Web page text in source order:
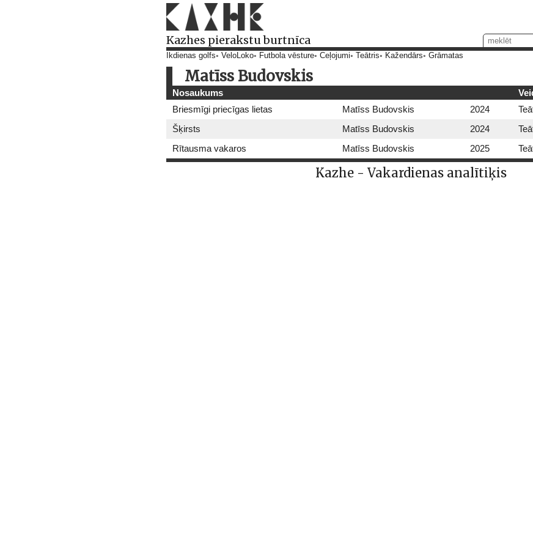
Kazhes pierakstu burtnīca
Ikdienas golfs VeloLoko Futbola vēsture Ceļojumi Teātris Kažendārs Grāmatas
Matīss Budovskis
Nosaukums
Briesmīgi priecīgas lietas
Matīss Budovskis 2024
Šķirsts Matīss Budovskis 2024
Rītausma vakaros Matīss Budovskis 2025
Kazhe - Vakardienas analītiķis